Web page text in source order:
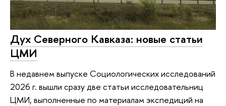
Дух Северного Кавказа: новые статьи
ЦМИ
В недавнем выпуске Социологических исследований
2026 г. вышли сразу две статьи исследовательниц
ЦМИ, выполненные по материалам экспедиций на